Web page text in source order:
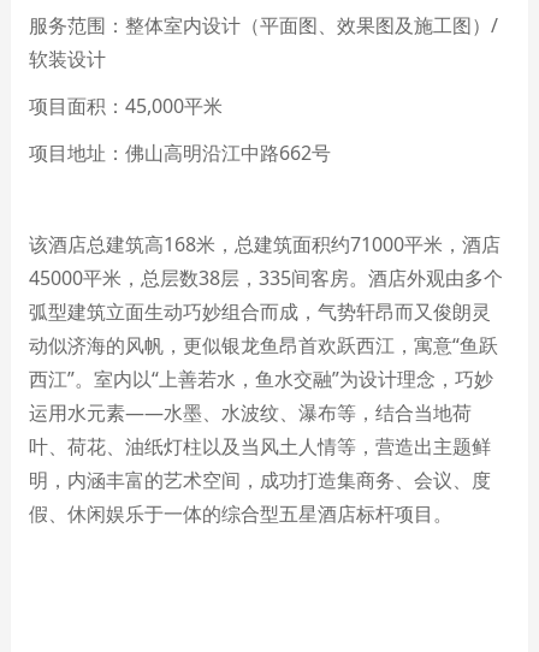
服务范围：整体室内设计（平面图、效果图及施工图）/
软装设计
项目面积 ：45,000平米
项目地址：佛山高明沿江中路662号
该酒店总建筑高168米，总建筑面积约71000平米，酒店
45000平米，总层数38层，335间客房。酒店外观由多个
弧型建筑立面生动巧妙组合而成，气势轩昂而又俊朗灵
动似济海的风帆，更似银龙鱼昂首欢跃西江，寓意“鱼跃
西江”。室内以“上善若水，鱼水交融”为设计理念，巧妙
运用水元素——水墨、水波纹、瀑布等，结合当地荷
叶、荷花、油纸灯柱以及当风土人情等，营造出主题鲜
明，内涵丰富的艺术空间，成功打造集商务、会议、度
假、休闲娱乐于一体的综合型五星酒店标杆项目。